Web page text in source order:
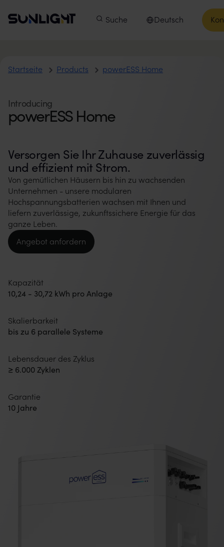
Sunlight Group
Hauptmenü
Produkte Unsere Unternehmen
Suche
Sprache auswählen
Deutsch
Startseite Products powerESS Home
Introducing
powerESS Home
Versorgen Sie Ihr Zuhause zuverlässig
und effizient mit Strom.
Von gemütlichen Häusern bis hin zu wachsenden
Unternehmen - unsere modularen
Hochspannungsbatterien wachsen mit Ihnen und
liefern zuverlässige, zukunftssichere Energie für das
ganze Leben.
Angebot anfordern
Kapazität
10,24 - 30,72 kWh pro Anlage
Skalierbarkeit
bis zu 6 parallele Systeme
Lebensdauer des Zyklus
≥ 6.000 Zyklen
Garantie
10 Jahre